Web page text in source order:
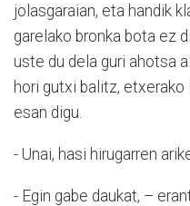
jolasgaraian, eta handik
garelako bronka bota ez
uste du dela guri ahotsa
hori gutxi balitz,
esan digu.
- Unai, hasi hirugarren
- Egin gabe daukat, –